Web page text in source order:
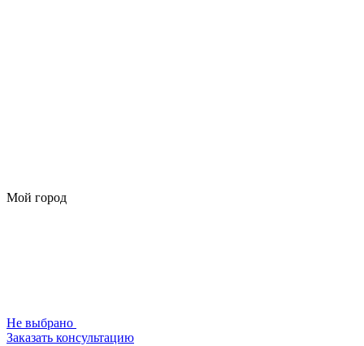
Мой город
Не выбрано
Заказать консультацию